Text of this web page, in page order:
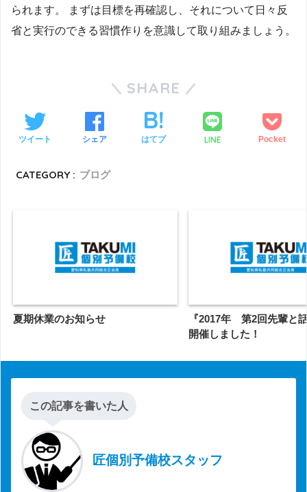
られます。 まずは目標を再確認し、それについて日々反
省と実行のできる習慣作りを意識して取り組みましょう。
SHARE
ツイート シェア はてブ LINE Pocket
CATEGORY : ブログ
夏期休業のお知らせ
『2017年 第2回先輩と
開催しました！
この記事を書いた人
匠個別予備校スタッフ